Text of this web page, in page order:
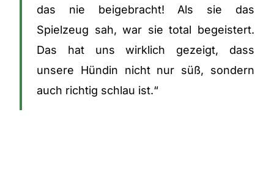
das nie beigebracht! Als sie das
Spielzeug sah, war sie total begeistert.
Das hat uns wirklich gezeigt, dass
unsere Hündin nicht nur süß, sondern
auch richtig schlau ist.“